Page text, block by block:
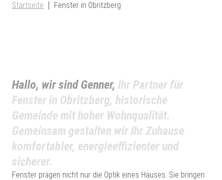
Startseite Fenster in Obritzberg
Hallo, wir sind Genner, Ihr Partner für
Fenster in Obritzberg, historische
Gemeinde mit hoher Wohnqualität.
Gemeinsam gestalten wir Ihr Zuhause
komfortabler, energieeffizienter und
sicherer.
Fenster prägen nicht nur die Optik eines Hauses. Sie bringen